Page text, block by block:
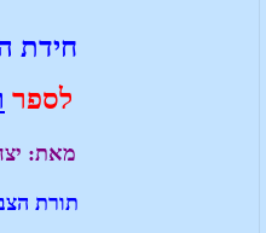
חידת
לספר
מאת:
תורת